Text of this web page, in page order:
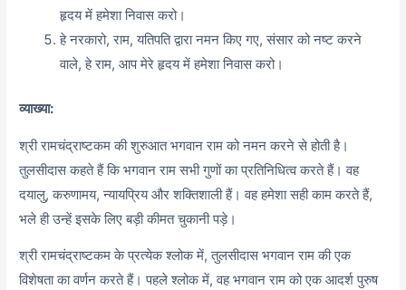
हृदय में हमेशा निवास करो।
हे नरकारो, राम, यतिपति द्वारा नमन किए गए, संसार को नष्ट करने
वाले, हे राम, आप मेरे हृदय में हमेशा निवास करो।
व्याख्या:
श्री रामचंद्राष्टकम की शुरुआत भगवान राम को नमन करने से होती है।
तुलसीदास कहते हैं कि भगवान राम सभी गुणों का प्रतिनिधित्व करते हैं। वह
दयालु, करुणामय, न्यायप्रिय और शक्तिशाली हैं। वह हमेशा सही काम करते हैं,
भले ही उन्हें इसके लिए बड़ी कीमत चुकानी पड़े।
श्री रामचंद्राष्टकम के प्रत्येक श्लोक में, तुलसीदास भगवान राम की एक
विशेषता का वर्णन करते हैं। पहले श्लोक में, वह भगवान राम को एक आदर्श पुरुष